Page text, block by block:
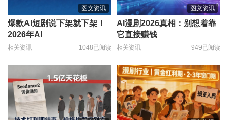
图文资讯
爆款AI短剧说下架就下架！
2026年AI
相关资讯 1048已阅读
图文资讯
AI漫剧2026真相：别想着靠
它直接赚钱
相关资讯 949已阅读